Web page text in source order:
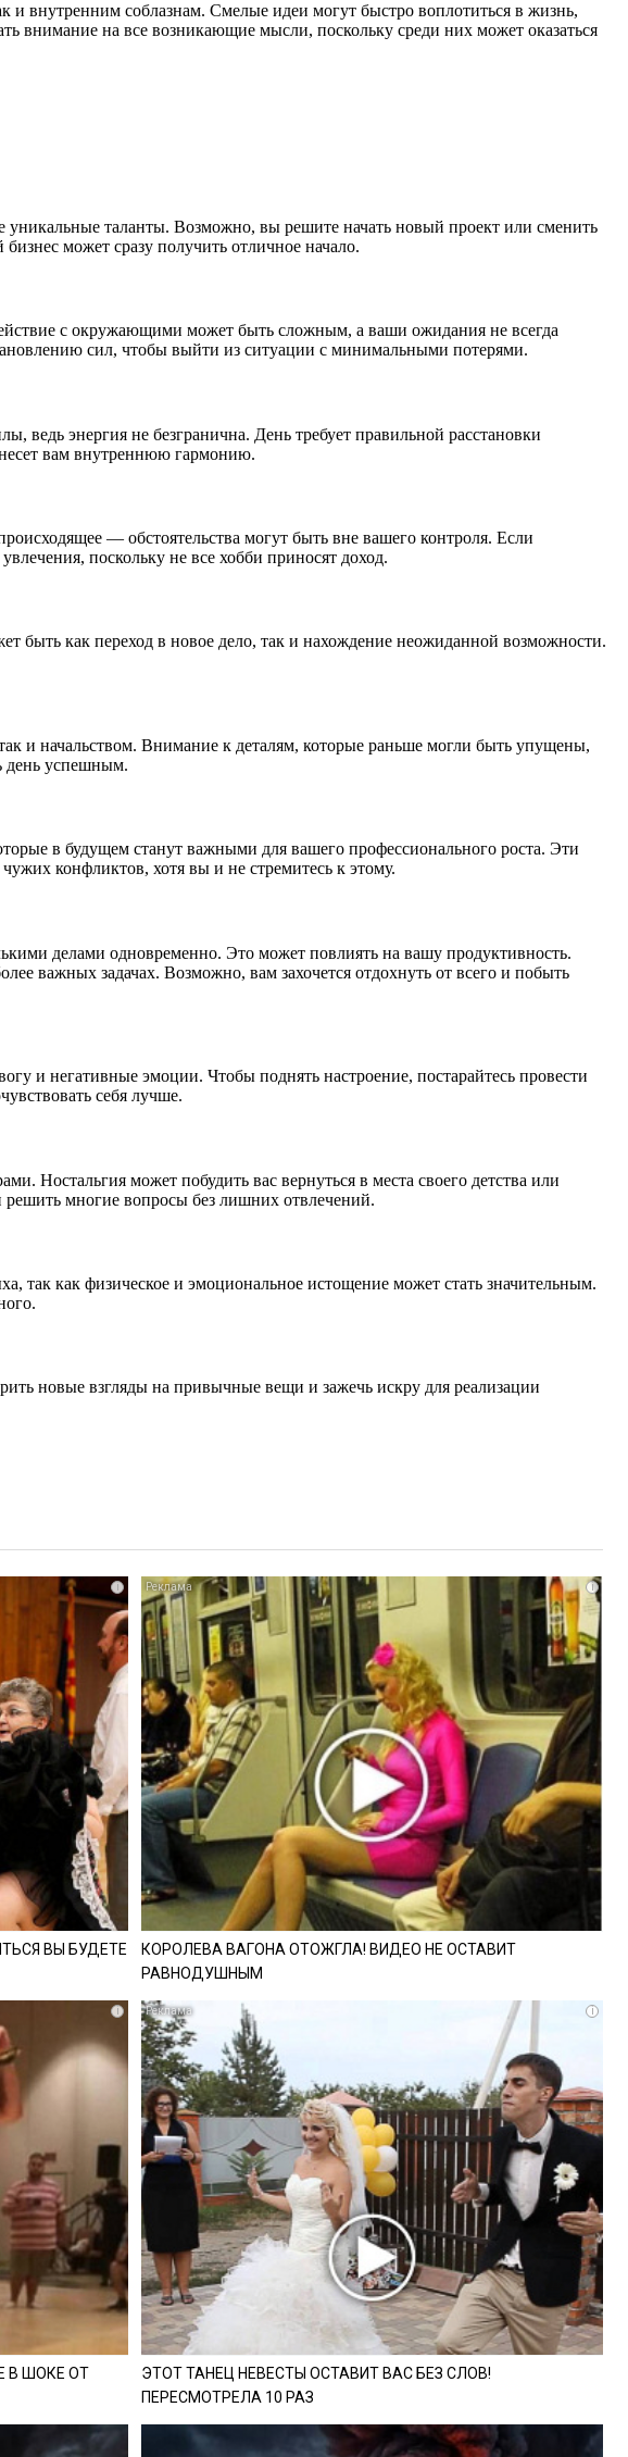
внутренним соблазнам. Смелые идеи могут быстро воплотиться в жизнь,
внимание на все возникающие мысли, поскольку среди них может оказаться
таланты. Возможно, вы решите начать новый проект или сменить
может сразу получить отличное начало.
с окружающими может быть сложным, а ваши ожидания не всегда
сил, чтобы выйти из ситуации с минимальными потерями.
ведь энергия не безгранична. День требует правильной расстановки
вам внутреннюю гармонию.
— обстоятельства могут быть вне вашего контроля. Если
поскольку не все хобби приносят доход.
быть как переход в новое дело, так и нахождение неожиданной возможности.
и начальством. Внимание к деталям, которые раньше могли быть упущены,
день успешным.
в будущем станут важными для вашего профессионального роста. Эти
конфликтов, хотя вы и не стремитесь к этому.
делами одновременно. Это может повлиять на вашу продуктивность.
важных задачах. Возможно, вам захочется отдохнуть от всего и побыть
и негативные эмоции. Чтобы поднять настроение, постарайтесь провести
себя лучше.
Ностальгия может побудить вас вернуться в места своего детства или
решить многие вопросы без лишних отвлечений.
так как физическое и эмоциональное истощение может стать значительным.
новые взгляды на привычные вещи и зажечь искру для реализации
i
ВЫ БУДЕТЕ
i
КОРОЛЕВА ВАГОНА ОТОЖГЛА! ВИДЕО НЕ ОСТАВИТ
РАВНОДУШНЫМ
i
В ШОКЕ ОТ
i
ЭТОТ ТАНЕЦ НЕВЕСТЫ ОСТАВИТ ВАС БЕЗ СЛОВ!
ПЕРЕСМОТРЕЛА 10 РАЗ